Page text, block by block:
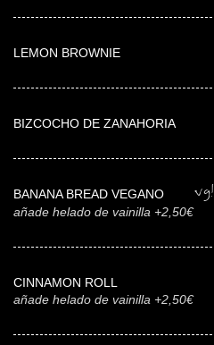
LEMON BROWNIE
BIZCOCHO DE ZANAHORIA
BANANA BREAD VEGANO vg!
añade helado de vainilla +2,50€
CINNAMON ROLL
añade helado de vainilla +2,50€